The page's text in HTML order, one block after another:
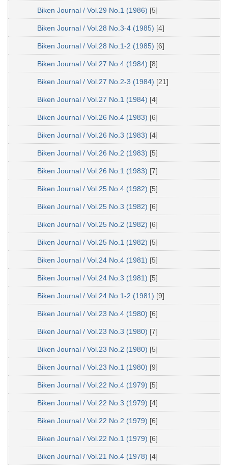
Biken Journal / Vol.29 No.1 (1986) [5]
Biken Journal / Vol.28 No.3-4 (1985) [4]
Biken Journal / Vol.28 No.1-2 (1985) [6]
Biken Journal / Vol.27 No.4 (1984) [8]
Biken Journal / Vol.27 No.2-3 (1984) [21]
Biken Journal / Vol.27 No.1 (1984) [4]
Biken Journal / Vol.26 No.4 (1983) [6]
Biken Journal / Vol.26 No.3 (1983) [4]
Biken Journal / Vol.26 No.2 (1983) [5]
Biken Journal / Vol.26 No.1 (1983) [7]
Biken Journal / Vol.25 No.4 (1982) [5]
Biken Journal / Vol.25 No.3 (1982) [6]
Biken Journal / Vol.25 No.2 (1982) [6]
Biken Journal / Vol.25 No.1 (1982) [5]
Biken Journal / Vol.24 No.4 (1981) [5]
Biken Journal / Vol.24 No.3 (1981) [5]
Biken Journal / Vol.24 No.1-2 (1981) [9]
Biken Journal / Vol.23 No.4 (1980) [6]
Biken Journal / Vol.23 No.3 (1980) [7]
Biken Journal / Vol.23 No.2 (1980) [5]
Biken Journal / Vol.23 No.1 (1980) [9]
Biken Journal / Vol.22 No.4 (1979) [5]
Biken Journal / Vol.22 No.3 (1979) [4]
Biken Journal / Vol.22 No.2 (1979) [6]
Biken Journal / Vol.22 No.1 (1979) [6]
Biken Journal / Vol.21 No.4 (1978) [4]